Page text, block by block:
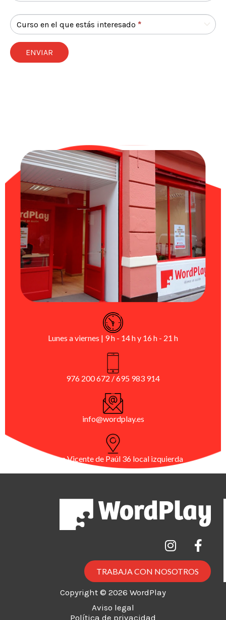
Curso en el que estás interesado *
ENVIAR
Lunes a viernes | 9 h - 14 h y 16 h - 21 h
976 200 672 / 695 983 914
info@wordplay.es
C/ San Vicente de Paúl 36 local izquierda
TRABAJA CON NOSOTROS
Copyright © 2026 WordPlay
Aviso legal
Política de privacidad